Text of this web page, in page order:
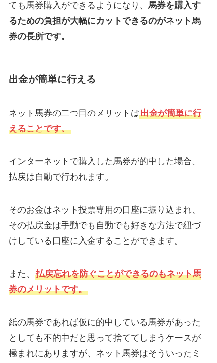
ても馬券購入ができるようになり、 馬券を購入す
るための負担が大幅にカットできるのがネット馬
券の長所です。
出金が簡単に行える
ネット馬券の二つ目のメリットは出金が簡単に行
えることです。
インターネットで購入した馬券が的中した場合、
払戻は自動で行われます。
そのお金はネット投票専用の口座に振り込まれ、
その払戻金は手動でも自動でも好きな方法で紐づ
けしている口座に入金することができます。
また、 払戻忘れを防ぐことができるのもネット馬
券のメリットです。
紙の馬券であれば仮に的中している馬券があった
としても不的中だと思って捨ててしまうケースが
極まれにありますが、ネット馬券はそういったミ